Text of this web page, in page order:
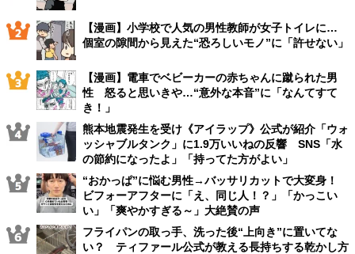
【漫画】小学校で人気の男性教師が女子トイレに…
個室の隙間から見えた“恐ろしいモノ”に「許せない」
【漫画】電車でベビーカーの赤ちゃんに蹴られた男
性 怒ると思いきや…“意外な本音”に「なんてすて
き！」
熊本地震発生を受け《アイラップ》公式が紹介「ウォ
ッシャブルタンク」に1.9万いいねの反響 SNS「水
の節約になったよ」「持ってた方がよい」
“おかっぱ”に悩む男性→バッサリカットで大変身！
ビフォーアフターに「え、同じ人！？」「かっこい
い」「爽やかすぎる～」大絶賛の声
フライパンの取っ手、洗った後“上向き”に置いてな
い？ ティファール公式が教える長持ちする乾かし方